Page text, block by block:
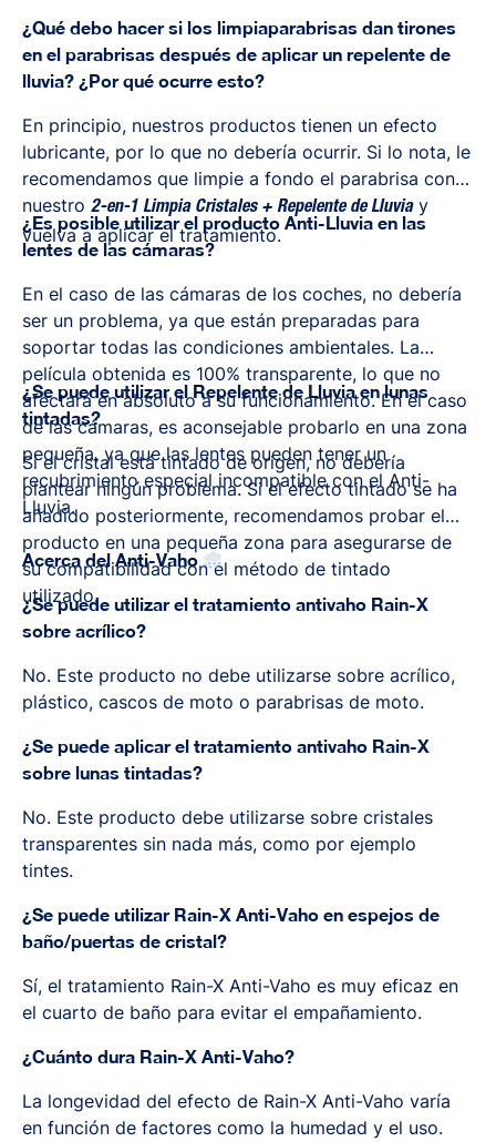
¿Qué debo hacer si los limpiaparabrisas dan tirones
en el parabrisas después de aplicar un repelente de
lluvia? ¿Por qué ocurre esto?
En principio, nuestros productos tienen un efecto
lubricante, por lo que no debería ocurrir. Si lo nota, le
recomendamos que limpie a fondo el parabrisa con
nuestro 2-en-1 Limpia Cristales + Repelente de Lluviay
vuelva a aplicar el tratamiento.
¿Es posible utilizar el producto Anti-Lluvia en las
lentes de las cámaras?
En el caso de las cámaras de los coches, no debería
ser un problema, ya que están preparadas para
soportar todas las condiciones ambientales. La
película obtenida es 100% transparente, lo que no
afectará en absoluto a su funcionamiento. En el caso
de las cámaras, es aconsejable probarlo en una zona
pequeña, ya que las lentes pueden tener un
recubrimiento especial incompatible con el Anti-
Lluvia.
¿Se puede utilizar el Repelente de Lluvia en lunas
tintadas?
Si el cristal está tintado de origen, no debería
plantear ningún problema. Si el efecto tintado se ha
añadido posteriormente, recomendamos probar el
producto en una pequeña zona para asegurarse de
su compatibilidad con el método de tintado
utilizado.
Acerca del Anti-Vaho
¿Se puede utilizar el tratamiento antivaho Rain-X
sobre acrílico?
No. Este producto no debe utilizarse sobre acrílico,
plástico, cascos de moto o parabrisas de moto.
¿Se puede aplicar el tratamiento antivaho Rain-X
sobre lunas tintadas?
No. Este producto debe utilizarse sobre cristales
transparentes sin nada más, como por ejemplo
tintes.
¿Se puede utilizar Rain-X Anti-Vaho en espejos de
baño/puertas de cristal?
Sí, el tratamiento Rain-X Anti-Vaho es muy eficaz en
el cuarto de baño para evitar el empañamiento.
¿Cuánto dura Rain-X Anti-Vaho?
La longevidad del efecto de Rain-X Anti-Vaho varía
en función de factores como la humedad y el uso.